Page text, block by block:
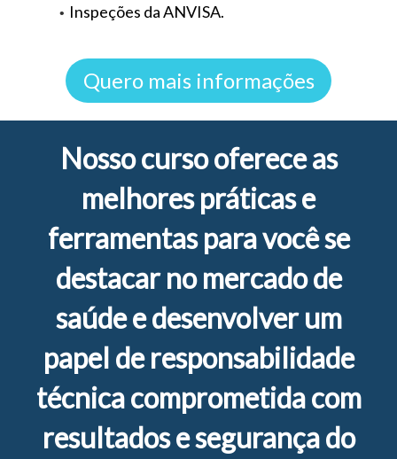
Inspeções da ANVISA.
Quero mais informações
Nosso curso oferece as
melhores práticas e
ferramentas para você se
destacar no mercado de
saúde e desenvolver um
papel de responsabilidade
técnica comprometida com
resultados e segurança do